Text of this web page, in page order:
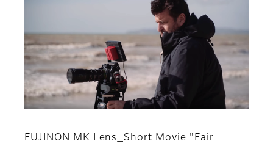
FUJINON MK Lens_Short Movie "Fair